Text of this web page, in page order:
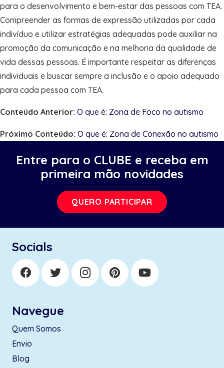
para o desenvolvimento e bem-estar das pessoas com TEA.
Compreender as formas de expressão utilizadas por cada
indivíduo e utilizar estratégias adequadas pode auxiliar na
promoção da comunicação e na melhoria da qualidade de
vida dessas pessoas. É importante respeitar as diferenças
individuais e buscar sempre a inclusão e o apoio adequado
para cada pessoa com TEA.
Conteúdo Anterior: O que é: Zona de Foco no autismo
Próximo Conteúdo: O que é: Zona de Conexão no autismo
Entre para o CLUBE e receba em
primeira mão novidades
QUERO PARTICIPAR
Socials
Navegue
Quem Somos
Envio
Blog